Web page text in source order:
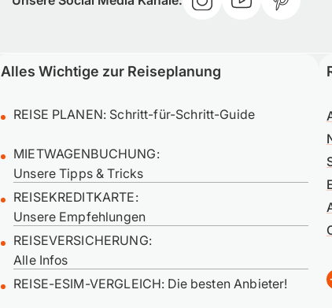
Alles Wichtige zur Reiseplanung
REISE PLANEN: Schritt-für-Schritt-Guide
MIETWAGENBUCHUNG:
Unsere Tipps & Tricks
REISEKREDITKARTE:
Unsere Empfehlungen
REISEVERSICHERUNG:
Alle Infos
REISE-ESIM-VERGLEICH: Die besten Anbieter!